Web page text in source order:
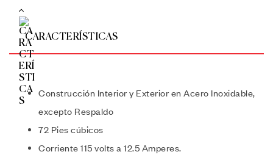
CARACTERÍSTICAS
Construcción Interior y Exterior en Acero Inoxidable,
excepto Respaldo
72 Pies cúbicos
Corriente 115 volts a 12.5 Amperes.